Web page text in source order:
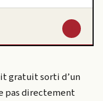
↓
gratuit sorti d’un
pas directement